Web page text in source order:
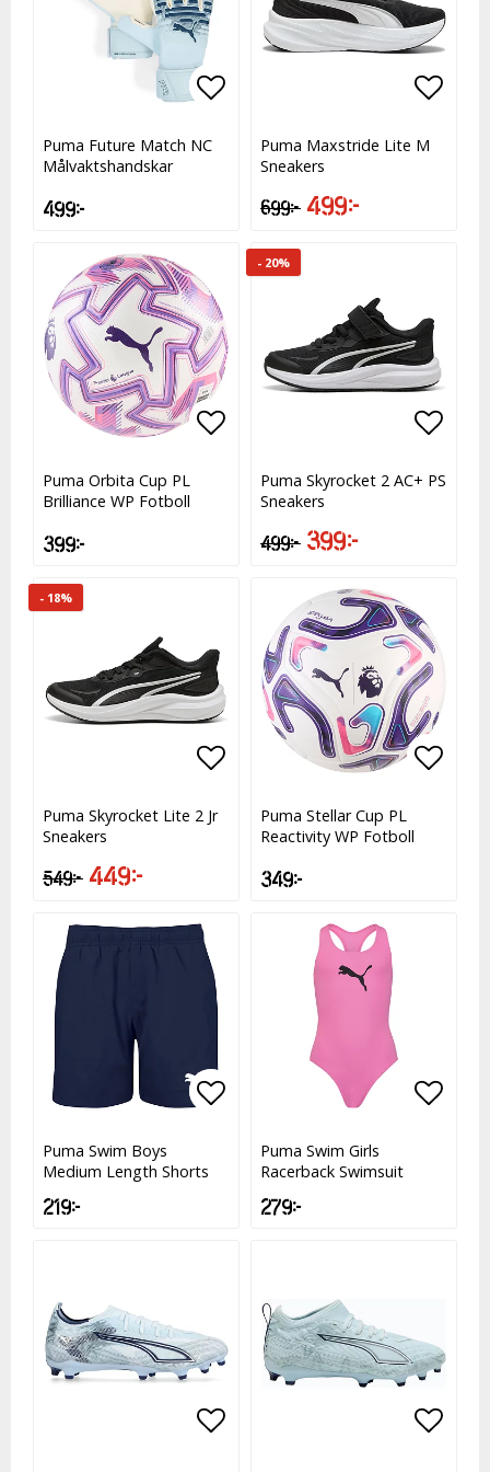
Lägg till i favoritlistan
Lägg till i favoritlistan
Puma Future Match NC
Målvaktshandskar
499 kr
Puma Maxstride Lite M
Sneakers
699 kr 499 kr
Lägg till i favoritlistan
Lägg till i favoritlistan
Puma Orbita Cup PL
Brilliance WP Fotboll
399 kr
- 20%
Puma Skyrocket 2 AC+ PS
Sneakers
499 kr 399 kr
- 18%
Lägg till i favoritlistan
Lägg till i favoritlistan
Puma Skyrocket Lite 2 Jr
Sneakers
549 kr 449 kr
Puma Stellar Cup PL
Reactivity WP Fotboll
349 kr
Lägg till i favoritlistan
Lägg till i favoritlistan
Puma Swim Boys
Medium Length Shorts
219 kr
Puma Swim Girls
Racerback Swimsuit
279 kr